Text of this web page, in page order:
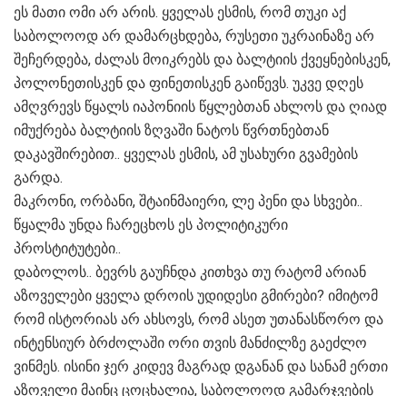
ეს მათი ომი არ არის. ყველას ესმის, რომ თუკი აქ
საბოლოოდ არ დამარცხდება, რუსეთი უკრაინაზე არ
შეჩერდება, ძალას მოიკრებს და ბალტიის ქვეყნებისკენ,
პოლონეთისკენ და ფინეთისკენ გაიწევს. უკვე დღეს
ამღვრევს წყალს იაპონიის წყლებთან ახლოს და ღიად
იმუქრება ბალტიის ზღვაში ნატოს წვრთნებთან
დაკავშირებით.. ყველას ესმის, ამ უსახური გვამების
გარდა.
მაკრონი, ორბანი, შტაინმაიერი, ლე პენი და სხვები..
წყალმა უნდა ჩარეცხოს ეს პოლიტიკური
პროსტიტუტები..
დაბოლოს.. ბევრს გაუჩნდა კითხვა თუ რატომ არიან
აზოველები ყველა დროის უდიდესი გმირები? იმიტომ
რომ ისტორიას არ ახსოვს, რომ ასეთ უთანასწორო და
ინტენსიურ ბრძოლაში ორი თვის მანძილზე გაეძლო
ვინმეს. ისინი ჯერ კიდევ მაგრად დგანან და სანამ ერთი
აზოველი მაინც ცოცხალია, საბოლოოდ გამარჯვების